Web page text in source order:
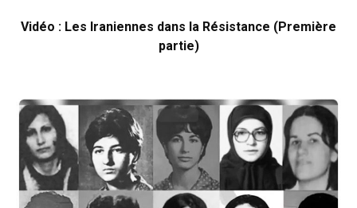
Vidéo : Les Iraniennes dans la Résistance (Première
partie)